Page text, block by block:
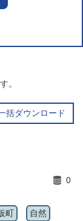
。
括ダウンロード
0
町 自然